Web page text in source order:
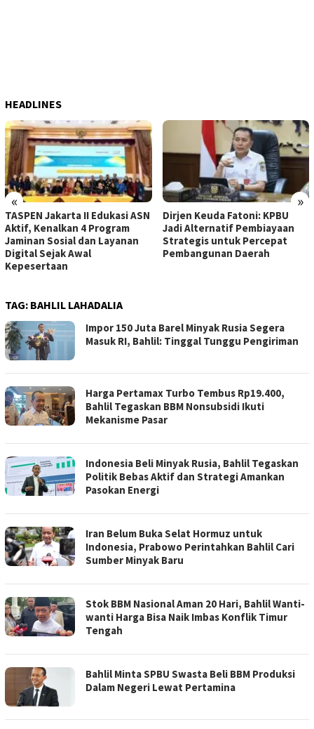
HEADLINES
« »
TASPEN Jakarta II Edukasi ASN
Aktif, Kenalkan 4 Program
Jaminan Sosial dan Layanan
Digital Sejak Awal
Kepesertaan
Dirjen Keuda Fatoni: KPBU
Jadi Alternatif Pembiayaan
Strategis untuk Percepat
Pembangunan Daerah
TAG: BAHLIL LAHADALIA
Impor 150 Juta Barel Minyak Rusia Segera
Masuk RI, Bahlil: Tinggal Tunggu Pengiriman
Harga Pertamax Turbo Tembus Rp19.400,
Bahlil Tegaskan BBM Nonsubsidi Ikuti
Mekanisme Pasar
Indonesia Beli Minyak Rusia, Bahlil Tegaskan
Politik Bebas Aktif dan Strategi Amankan
Pasokan Energi
Iran Belum Buka Selat Hormuz untuk
Indonesia, Prabowo Perintahkan Bahlil Cari
Sumber Minyak Baru
Stok BBM Nasional Aman 20 Hari, Bahlil Wanti-
wanti Harga Bisa Naik Imbas Konflik Timur
Tengah
Bahlil Minta SPBU Swasta Beli BBM Produksi
Dalam Negeri Lewat Pertamina